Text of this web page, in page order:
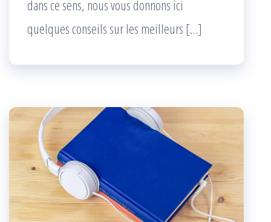
dans ce sens, nous vous donnons ici
quelques conseils sur les meilleurs […]